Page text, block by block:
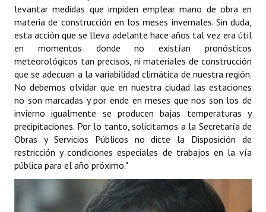
Premio al Mérito - Registro
Audiencias Públicas - Registro
Mujeres que Dejaron Huellas - Registro
Periodistas Decanos - Registro
Ciudadano Ilustre - Registro
Banca del Vecino - Registro
Huéspedes de Honor - Registro
Antiguos Pobladores - Registro
Reconocimientos - Registro
levantar medidas que impiden emplear mano de obra en
materia de construcción en los meses invernales. Sin duda,
esta acción que se lleva adelante hace años tal vez era útil
en momentos donde no existían pronósticos
meteorológicos tan precisos, ni materiales de construcción
que se adecuan a la variabilidad climática de nuestra región.
No debemos olvidar que en nuestra ciudad las estaciones
no son marcadas y por ende en meses que nos son los de
invierno igualmente se producen bajas temperaturas y
precipitaciones. Por lo tanto, solicitamos a la Secretaría de
Obras y Servicios Públicos no dicte la Disposición de
restricción y condiciones especiales de trabajos en la vía
pública para el año próximo."